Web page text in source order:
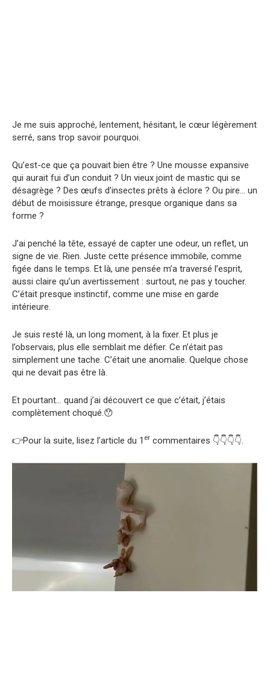
Je me suis approché, lentement, hésitant, le cœur légèrement
serré, sans trop savoir pourquoi.
Qu’est-ce que ça pouvait bien être ? Une mousse expansive
qui aurait fui d’un conduit ? Un vieux joint de mastic qui se
désagrège ? Des œufs d’insectes prêts à éclore ? Ou pire… un
début de moisissure étrange, presque organique dans sa
forme ?
J’ai penché la tête, essayé de capter une odeur, un reflet, un
signe de vie. Rien. Juste cette présence immobile, comme
figée dans le temps. Et là, une pensée m’a traversé l’esprit,
aussi claire qu’un avertissement : surtout, ne pas y toucher.
C’était presque instinctif, comme une mise en garde
intérieure.
Je suis resté là, un long moment, à la fixer. Et plus je
l’observais, plus elle semblait me défier. Ce n’était pas
simplement une tache. C’était une anomalie. Quelque chose
qui ne devait pas être là.
Et pourtant… quand j’ai découvert ce que c’était, j’étais
complètement choqué.😯
👉Pour la suite, lisez l’article du 1 er commentaires 👇👇👇👇.